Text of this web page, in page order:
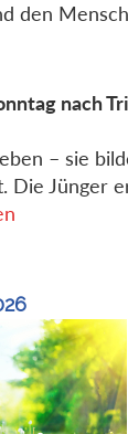
den
nach
– sie
Die Jünger